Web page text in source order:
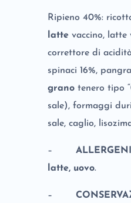
Ripieno 40%:
lattevaccino, latte
correttore di
spinaci 16%,
granotenero tipo
sale), formaggi
sale, caglio,
– ALLERGENI
latte, uovo.
–